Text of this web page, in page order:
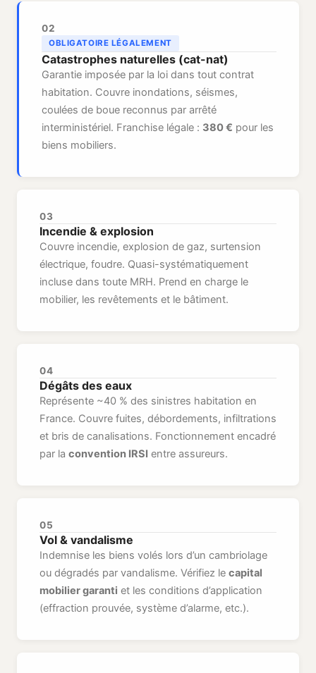
02
OBLIGATOIRE LÉGALEMENT
Catastrophes naturelles (cat-nat)
Garantie imposée par la loi dans tout contrat
habitation. Couvre inondations, séismes,
coulées de boue reconnus par arrêté
interministériel. Franchise légale : 380 € pour les
biens mobiliers.
03
Incendie & explosion
Couvre incendie, explosion de gaz, surtension
électrique, foudre. Quasi-systématiquement
incluse dans toute MRH. Prend en charge le
mobilier, les revêtements et le bâtiment.
04
Dégâts des eaux
Représente ~40 % des sinistres habitation en
France. Couvre fuites, débordements, infiltrations
et bris de canalisations. Fonctionnement encadré
par la convention IRSI entre assureurs.
05
Vol & vandalisme
Indemnise les biens volés lors d’un cambriolage
ou dégradés par vandalisme. Vérifiez le capital
mobilier garanti et les conditions d’application
(effraction prouvée, système d’alarme, etc.).